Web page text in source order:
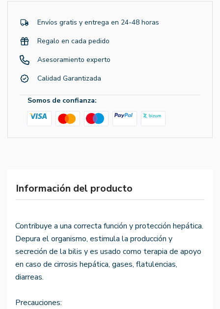
Envíos gratis y entrega en 24-48 horas
Regalo en cada pedido
Asesoramiento experto
Calidad Garantizada
Somos de confianza:
Información del producto
Contribuye a una correcta función y protección hepática.
Depura el organismo, estimula la producción y
secreción de la bilis y es usado como terapia de apoyo
en caso de cirrosis hepática, gases, flatulencias,
diarreas.
Precauciones: